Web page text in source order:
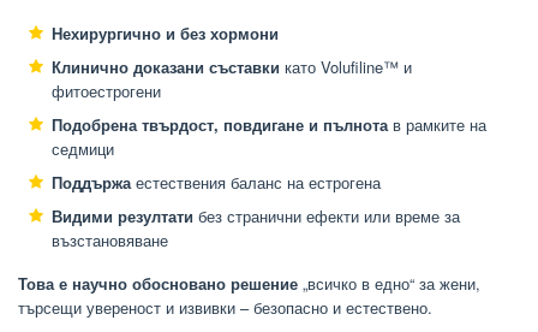
Нехирургично и без хормони
Клинично доказани съставки като Volufiline™ и
фитоестрогени
Подобрена твърдост, повдигане и пълнотав рамките на
седмици
Поддържаестествения баланс на естрогена
Видими резултати без странични ефекти или време за
възстановяване
Това е научно обосновано решение „всичко в едно“ за жени,
търсещи увереност и извивки – безопасно и естествено.